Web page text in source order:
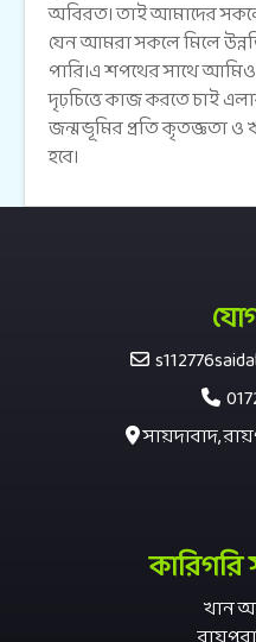
অবিরত। তাই আমাদের
যেন আমরা সকলে মিলে
পারি।এ শপথের সাথে
দৃঢ়চিত্তে কাজ করতে চাই
জন্মভূমির প্রতি কৃতজ্ঞতা ও
হবে।
সায়দাবাদ,
খান